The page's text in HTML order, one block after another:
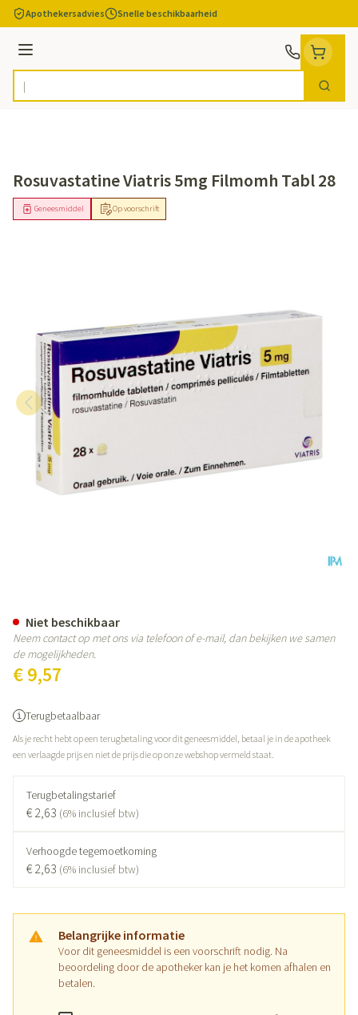
Ga naar de inhoud
Apothekersadvies Snelle beschikbaarheid
Menu
Product, merk, categorie... Zoek
Rosuvastatine Viatris 5mg Filmomh Tabl 28
Op voorschrift
Geneesmiddel
€ 9,57
Terugbetaalbaar
Als je recht hebt op een terugbetaling voor dit geneesmiddel, betaal je in de apotheek
een verlaagde prijs en niet de prijs die op onze webshop vermeld staat.
Terugbetalingstarief
€ 2,63 (6% inclusief btw)
Verhoogde tegemoetkoming
€ 2,63 (6% inclusief btw)
Belangrijke informatie
Voor dit geneesmiddel is een voorschrift nodig. Na
beoordeling door de apotheker kan je het komen afhalen en
betalen.
Niet beschikbaar
Neem contact op met ons via telefoon of e-mail, dan bekijken we samen
de mogelijkheden.